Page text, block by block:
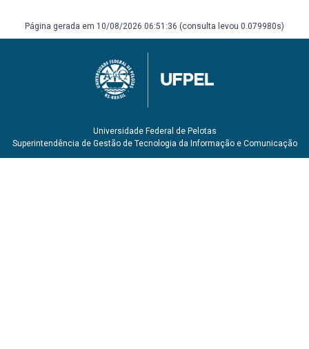
Página gerada em 10/08/2026 06:51:36 (consulta levou 0.079980s)
Universidade Federal de Pelotas
Superintendência de Gestão de Tecnologia da Informação e Comunicação